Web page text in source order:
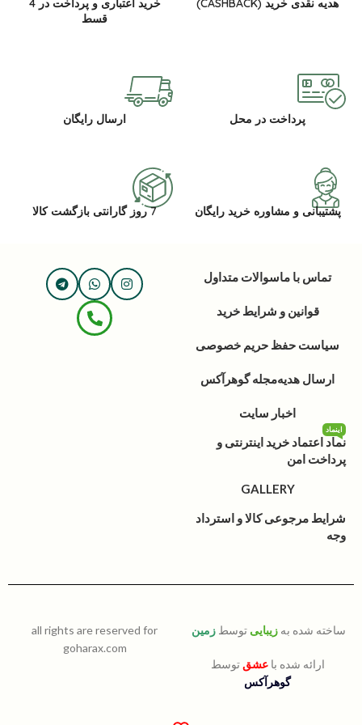
هدیه نقدی خرید (CASHBACK)
خرید اعتباری و پرداخت در 4
قسط
پرداخت در محل ارسال رایگان
پشتیبانی و مشاوره خرید رایگان 7 روز گارانتی بازگشت کالا
تماس با ماسوالات متداول
قوانین و شرایط خرید
سیاست حفظ حریم خصوصی
ارسال هدیهمجله گوهرآکس
اخبار سایت
نماد اعتماد خرید اینترنتی و
پرداخت امن
اینماد
GALLERY
شرایط مرجوعی کالا و استرداد
وجه
ساخته شده به زیبایی توسط زمین
ارائه شده باعشق توسط
گوهرآکس
all rights are reserved for
goharax.com